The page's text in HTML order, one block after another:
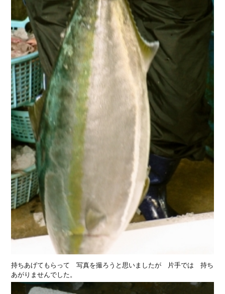
持ちあげてもらって 写真を撮ろうと思いましたが 片手では 持ち
あがりませんでした。